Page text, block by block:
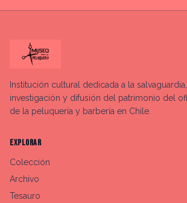
Institución cultural dedicada a la salvaguardia,
investigación y difusión del patrimonio del
de la peluquería y barbería en Chile.
EXPLORAR
Colección
Archivo
Tesauro